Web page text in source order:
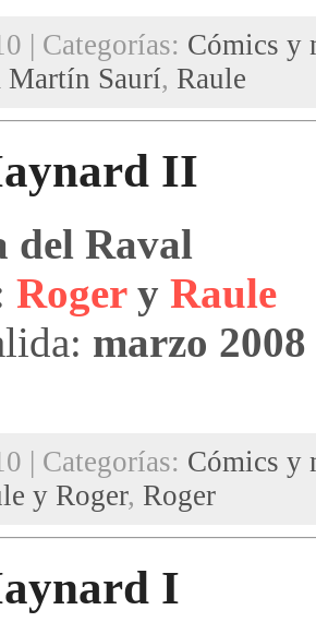
| Categorías: Cómics y
Martín Saurí, Raule
II
del Raval
Rogery Raule
marzo 2008
| Categorías: Cómics y
y Roger, Roger
I